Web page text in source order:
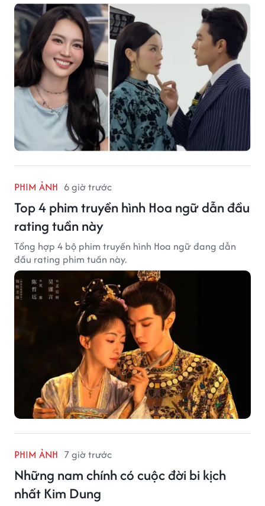
PHIM ẢNH 6 giờ trước
Top 4 phim truyền hình Hoa ngữ dẫn đầu
rating tuần này
Tổng hợp 4 bộ phim truyền hình Hoa ngữ đang dẫn
đầu rating phim tuần này.
PHIM ẢNH 7 giờ trước
Những nam chính có cuộc đời bi kịch
nhất Kim Dung